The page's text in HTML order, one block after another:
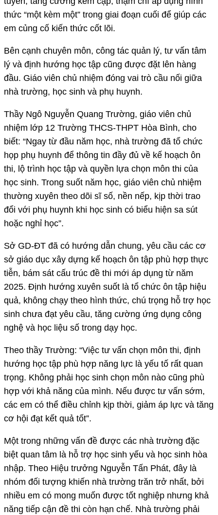
thức “một kèm một” trong giai đoạn cuối để giúp các
em củng cố kiến thức cốt lõi.
Bên cạnh chuyên môn, công tác quản lý, tư vấn tâm
lý và định hướng học tập cũng được đặt lên hàng
đầu. Giáo viên chủ nhiệm đóng vai trò cầu nối giữa
nhà trường, học sinh và phụ huynh.
Thầy Ngô Nguyễn Quang Trường, giáo viên chủ
nhiệm lớp 12 Trường THCS-THPT Hòa Bình, cho
biết: “Ngay từ đầu năm học, nhà trường đã tổ chức
họp phụ huynh để thông tin đầy đủ về kế hoạch ôn
thi, lộ trình học tập và quyền lựa chọn môn thi của
học sinh. Trong suốt năm học, giáo viên chủ nhiệm
thường xuyên theo dõi sĩ số, nền nếp, kịp thời trao
đổi với phụ huynh khi học sinh có biểu hiện sa sút
hoặc nghỉ học”.
Sở GD-ĐT đã có hướng dẫn chung, yêu cầu các cơ
sở giáo dục xây dựng kế hoạch ôn tập phù hợp thực
tiễn, bám sát cấu trúc đề thi mới áp dụng từ năm
2025. Định hướng xuyên suốt là tổ chức ôn tập hiệu
quả, không chạy theo hình thức, chú trọng hỗ trợ học
sinh chưa đạt yêu cầu, tăng cường ứng dụng công
nghệ và học liệu số trong dạy học.
Theo thầy Trường: “Việc tư vấn chọn môn thi, định
hướng học tập phù hợp năng lực là yếu tố rất quan
trọng. Không phải học sinh chọn môn nào cũng phù
hợp với khả năng của mình. Nếu được tư vấn sớm,
các em có thể điều chỉnh kịp thời, giảm áp lực và tăng
cơ hội đạt kết quả tốt”.
Một trong những vấn đề được các nhà trường đặc
biệt quan tâm là hỗ trợ học sinh yếu và học sinh hòa
nhập. Theo Hiệu trưởng Nguyễn Tấn Phát, đây là
nhóm đối tượng khiến nhà trường trăn trở nhất, bởi
nhiều em có mong muốn được tốt nghiệp nhưng khả
năng tiếp cận đề thi còn hạn chế. Nhà trường phải